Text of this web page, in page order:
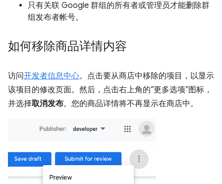
只有关联 Google 群组的所有者或管理员才能删除群
组发布者帐号。
如何移除商品详情内容
访问开发者信息中心。点击要从商店中移除的项目，以显示
该项目的修改页面。然后，点击右上角的“更多选项”图标，
并选择取消发布。您的商品详情将不再显示在商店中。